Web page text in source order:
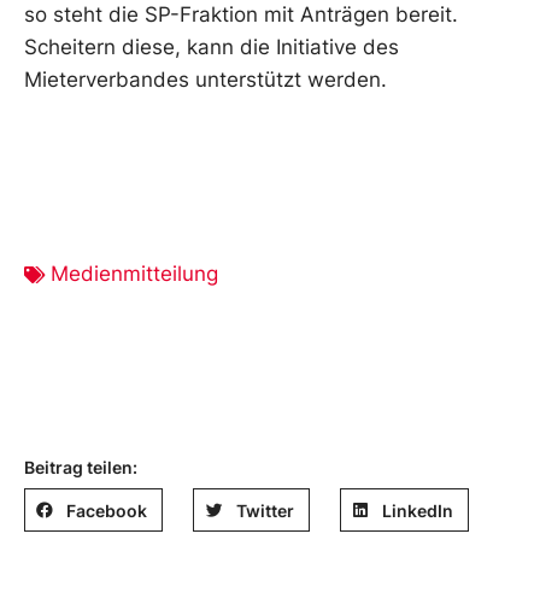
so steht die SP-Fraktion mit Anträgen bereit.
Scheitern diese, kann die Initiative des
Mieterverbandes unterstützt werden.
Medienmitteilung
Beitrag teilen:
Facebook Twitter LinkedIn